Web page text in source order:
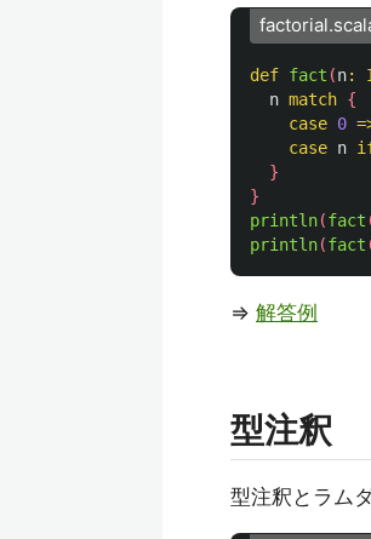
def fact (n:
n match {
case 0
case n
}
}
println(fact
println(fact
⇒ 解答例
型注釈
型注釈とラム